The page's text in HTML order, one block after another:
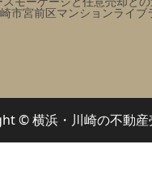
不動産買取の流れ～安心の4ス